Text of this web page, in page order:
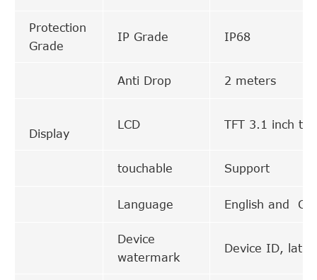
Protection
Grade
IP Grade IP68
Anti Drop 2 meters
Display
LCD TFT 3.1 inch
touchable Support
Language English and
Device
watermark
Device ID,